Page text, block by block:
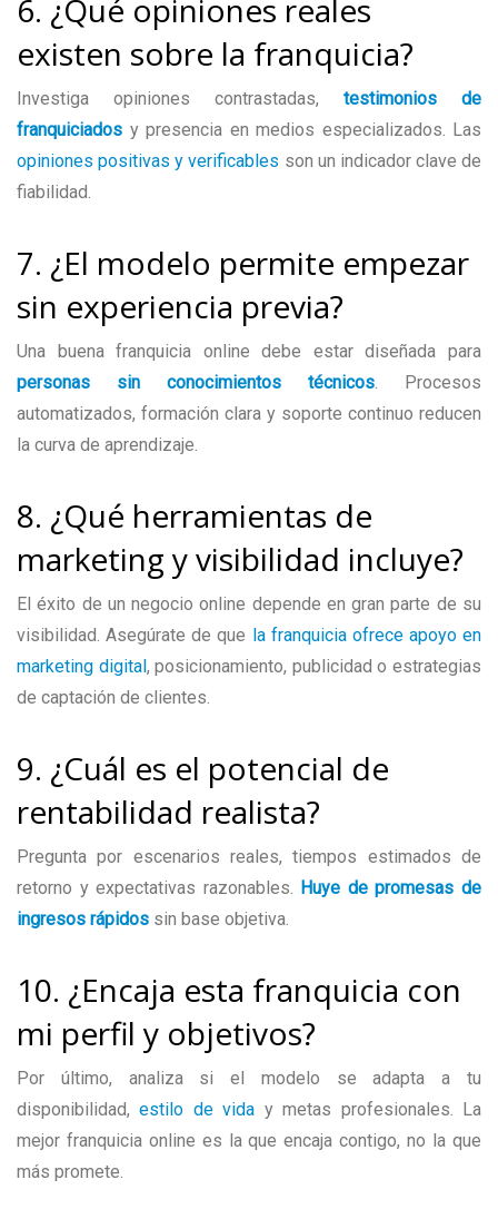
6. ¿Qué opiniones reales
existen sobre la franquicia?
Investiga opiniones contrastadas, testimonios de
franquiciados y presencia en medios especializados. Las
opiniones positivas y verificables son un indicador clave de
fiabilidad.
7. ¿El modelo permite empezar
sin experiencia previa?
Una buena franquicia online debe estar diseñada para
personas sin conocimientos técnicos. Procesos
automatizados, formación clara y soporte continuo reducen
la curva de aprendizaje.
8. ¿Qué herramientas de
marketing y visibilidad incluye?
El éxito de un negocio online depende en gran parte de su
visibilidad. Asegúrate de que la franquicia ofrece apoyo en
marketing digital, posicionamiento, publicidad o estrategias
de captación de clientes.
9. ¿Cuál es el potencial de
rentabilidad realista?
Pregunta por escenarios reales, tiempos estimados de
retorno y expectativas razonables. Huye de promesas de
ingresos rápidos sin base objetiva.
10. ¿Encaja esta franquicia con
mi perfil y objetivos?
Por último, analiza si el modelo se adapta a tu
disponibilidad,estilo de vida y metas profesionales. La
mejor franquicia online es la que encaja contigo, no la que
más promete.